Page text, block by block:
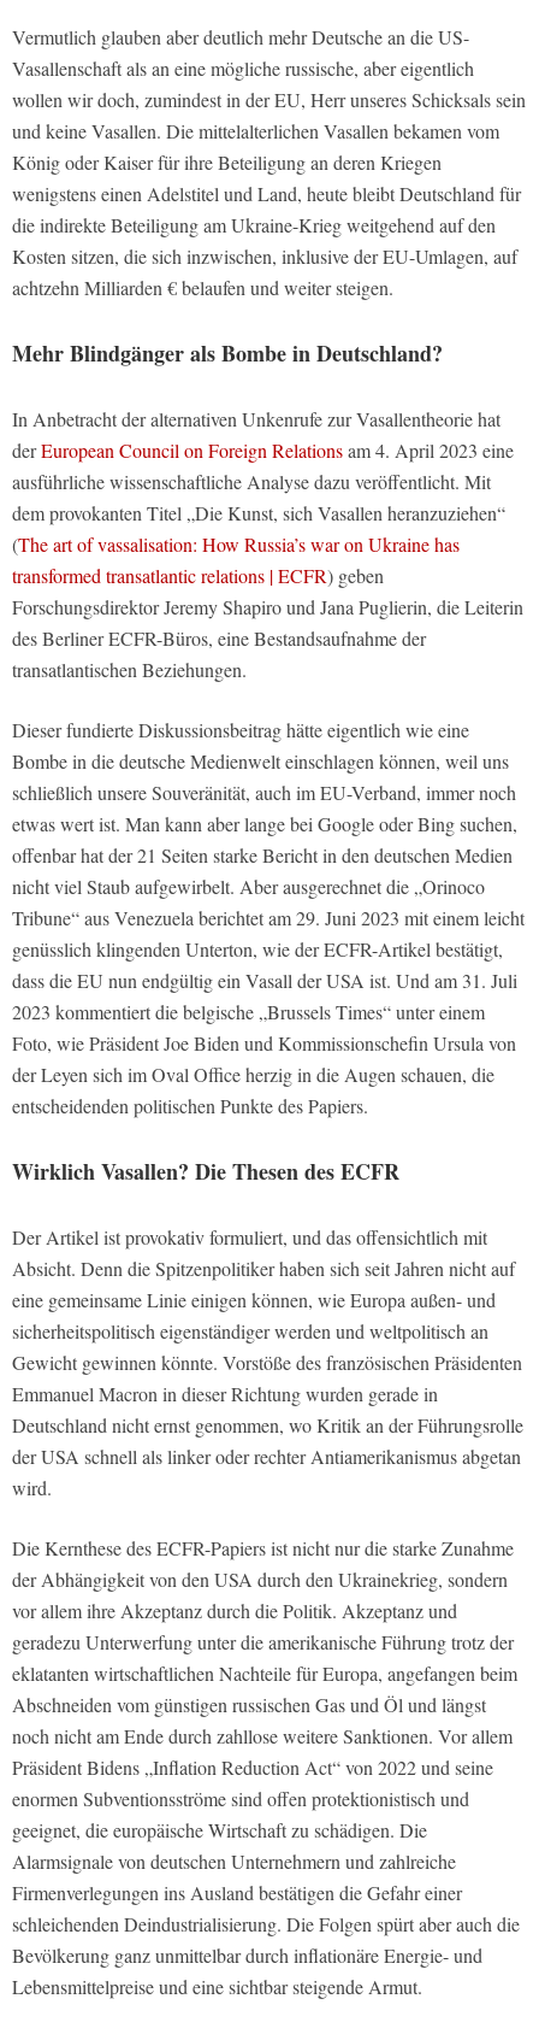
Vermutlich glauben aber deutlich mehr Deutsche an die US-
Vasallenschaft als an eine mögliche russische, aber eigentlich
wollen wir doch, zumindest in der EU, Herr unseres Schicksals sein
und keine Vasallen. Die mittelalterlichen Vasallen bekamen vom
König oder Kaiser für ihre Beteiligung an deren Kriegen
wenigstens einen Adelstitel und Land, heute bleibt Deutschland für
die indirekte Beteiligung am Ukraine-Krieg weitgehend auf den
Kosten sitzen, die sich inzwischen, inklusive der EU-Umlagen, auf
achtzehn Milliarden € belaufen und weiter steigen.
Mehr Blindgänger als Bombe in Deutschland?
In Anbetracht der alternativen Unkenrufe zur Vasallentheorie hat
derEuropean Council on Foreign Relationsam 4. April 2023 eine
ausführliche wissenschaftliche Analyse dazu veröffentlicht. Mit
dem provokanten Titel „Die Kunst, sich Vasallen heranzuziehen“
(The art of vassalisation: How Russia’s war on Ukraine has
transformed transatlantic relations | ECFR) geben
Forschungsdirektor Jeremy Shapiro und Jana Puglierin, die Leiterin
des Berliner ECFR-Büros, eine Bestandsaufnahme der
transatlantischen Beziehungen.
Dieser fundierte Diskussionsbeitrag hätte eigentlich wie eine
Bombe in die deutsche Medienwelt einschlagen können, weil uns
schließlich unsere Souveränität, auch im EU-Verband, immer noch
etwas wert ist. Man kann aber lange bei Google oder Bing suchen,
offenbar hat der 21 Seiten starke Bericht in den deutschen Medien
nicht viel Staub aufgewirbelt. Aber ausgerechnet die „Orinoco
Tribune“ aus Venezuela berichtet am 29. Juni 2023 mit einem leicht
genüsslich klingenden Unterton, wie der ECFR-Artikel bestätigt,
dass die EU nun endgültig ein Vasall der USA ist. Und am 31. Juli
2023 kommentiert die belgische „Brussels Times“ unter einem
Foto, wie Präsident Joe Biden und Kommissionschefin Ursula von
der Leyen sich im Oval Office herzig in die Augen schauen, die
entscheidenden politischen Punkte des Papiers.
Wirklich Vasallen? Die Thesen des ECFR
Der Artikel ist provokativ formuliert, und das offensichtlich mit
Absicht. Denn die Spitzenpolitiker haben sich seit Jahren nicht auf
eine gemeinsame Linie einigen können, wie Europa außen- und
sicherheitspolitisch eigenständiger werden und weltpolitisch an
Gewicht gewinnen könnte. Vorstöße des französischen Präsidenten
Emmanuel Macron in dieser Richtung wurden gerade in
Deutschland nicht ernst genommen, wo Kritik an der Führungsrolle
der USA schnell als linker oder rechter Antiamerikanismus abgetan
wird.
Die Kernthese des ECFR-Papiers ist nicht nur die starke Zunahme
der Abhängigkeit von den USA durch den Ukrainekrieg, sondern
vor allem ihre Akzeptanz durch die Politik. Akzeptanz und
geradezu Unterwerfung unter die amerikanische Führung trotz der
eklatanten wirtschaftlichen Nachteile für Europa, angefangen beim
Abschneiden vom günstigen russischen Gas und Öl und längst
noch nicht am Ende durch zahllose weitere Sanktionen. Vor allem
Präsident Bidens „Inflation Reduction Act“ von 2022 und seine
enormen Subventionsströme sind offen protektionistisch und
geeignet, die europäische Wirtschaft zu schädigen. Die
Alarmsignale von deutschen Unternehmern und zahlreiche
Firmenverlegungen ins Ausland bestätigen die Gefahr einer
schleichenden Deindustrialisierung. Die Folgen spürt aber auch die
Bevölkerung ganz unmittelbar durch inflationäre Energie- und
Lebensmittelpreise und eine sichtbar steigende Armut.